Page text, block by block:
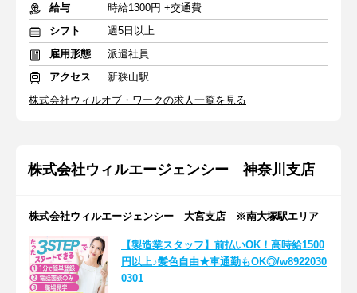
給与
時給1300円 +交通費
シフト
週5日以上
雇用形態
派遣社員
アクセス
新狭山駅
株式会社ウィルオブ・ワークの求人一覧を見る
株式会社ウィルエージェンシー 神奈川支店
株式会社ウィルエージェンシー 大宮支店 ※南大塚駅エリア
【製造業スタッフ】前払いOK！高時給1500
円以上♪髪色自由★車通勤もOK◎/w8922030
0301